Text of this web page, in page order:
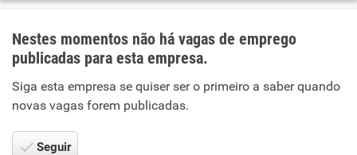
Nestes momentos não há vagas de emprego
publicadas para esta empresa.
Siga esta empresa se quiser ser o primeiro a saber quando
novas vagas forem publicadas.
Seguir